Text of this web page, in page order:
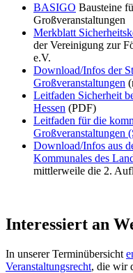
BASIGO Bausteine
Großveranstaltungen
Merkblatt
der Vereinigung zur
e.V.
Download/Infos der
Großveranstaltungen
Leitfaden Sicherheit
Hessen (PDF)
Leitfaden für die
Großveranstaltungen
Download/Infos aus
Kommunales des
mittlerweile die 2.
Interessiert an
In unserer Terminübersicht
Veranstaltungsrecht, die wir